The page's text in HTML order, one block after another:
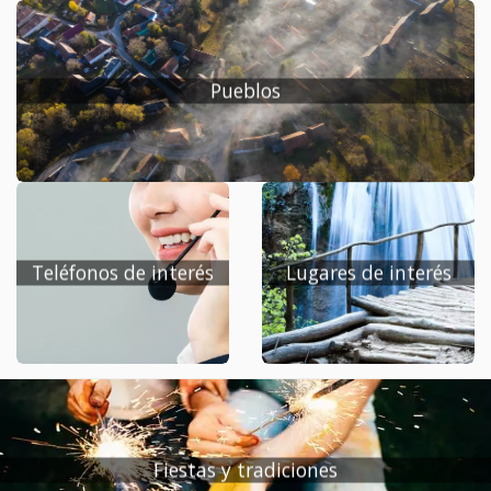
ágiles. De esta forma y utilizando las nuevas tecnologías de la
información, se pone a disposición de este municipio un
Portal Web Público que permita, dar a conocer las
características del municipio, promocionar sus iniciativas
turísticas, ofrecer información institucional sobre el
Ayuntamiento y ofrecer servicios de valor añadido a sus
ciudadanos.
Pueblos
Teléfonos de interés Lugares de interés
Fiestas y tradiciones